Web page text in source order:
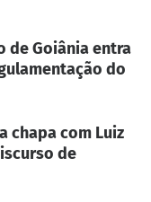
de Goiânia entra
do
chapa com Luiz
de